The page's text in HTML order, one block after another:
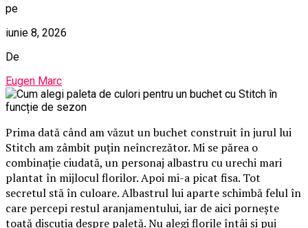
pe
iunie 8, 2026
De
Eugen Marc
Prima dată când am văzut un buchet construit în jurul lui
Stitch am zâmbit puțin neîncrezător. Mi se părea o
combinație ciudată, un personaj albastru cu urechi mari
plantat în mijlocul florilor. Apoi mi-a picat fisa. Tot
secretul stă în culoare. Albastrul lui aparte schimbă felul în
care percepi restul aranjamentului, iar de aici pornește
toată discuția despre paletă. Nu alegi florile întâi și pui